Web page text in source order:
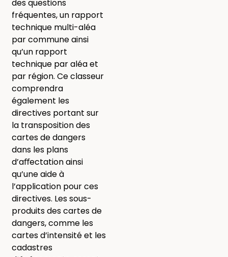
des questions
fréquentes, un rapport
technique multi-aléa
par commune ainsi
qu’un rapport
technique par aléa et
par région. Ce classeur
comprendra
également les
directives portant sur
la transposition des
cartes de dangers
dans les plans
d’aﬀectation ainsi
qu’une aide à
l’application pour ces
directives. Les sous-
produits des cartes de
dangers, comme les
cartes d’intensité et les
cadastres